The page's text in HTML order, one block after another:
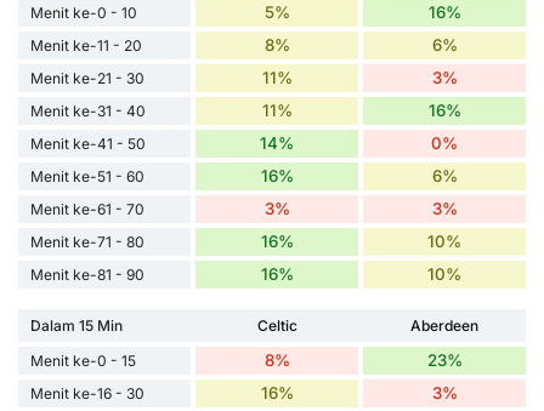
Menit ke-0 - 10
5% 16%
Menit ke-11 - 20 8% 6%
Menit ke-21 - 30 11% 3%
Menit ke-31 - 40 11% 16%
Menit ke-41 - 50 14% 0%
Menit ke-51 - 60 16% 6%
Menit ke-61 - 70 3% 3%
Menit ke-71 - 80 16% 10%
Menit ke-81 - 90 16% 10%
Dalam 15 Min Celtic
Aberdeen
Menit ke-0 - 15
8% 23%
Menit ke-16 - 30 16% 3%